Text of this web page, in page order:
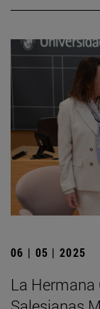
06 | 05 | 2025
La Hermana